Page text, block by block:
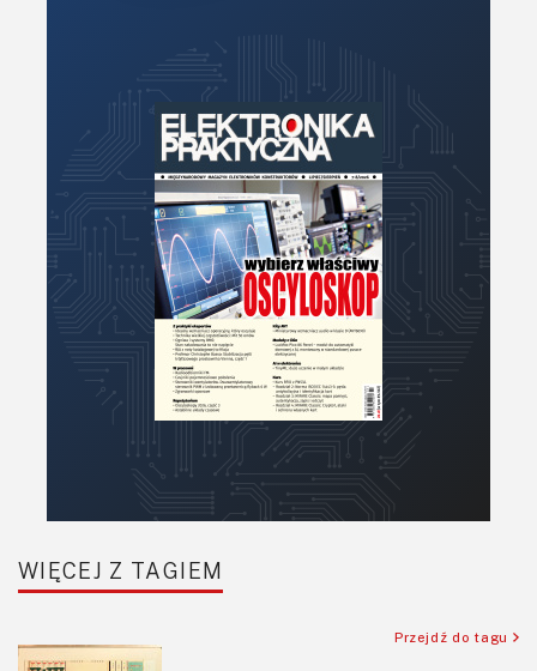
Optoelektronika
PCB/Montaż
Podstawy elektroniki
Podzespoły bierne
Półprzewodniki
Pomiary i testy
Projektowanie
Sensory
Software
WIĘCEJ Z TAGIEM
Przejdź do tagu